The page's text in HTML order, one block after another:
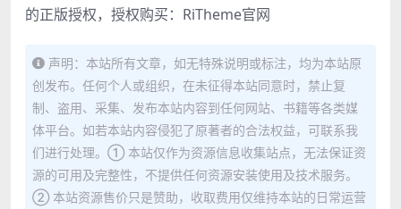
的正版授权，授权购买： RiTheme官网
声明：本站所有文章，如无特殊说明或标注，均为本站原
创发布。任何个人或组织，在未征得本站同意时，禁止复
制、盗用、采集、发布本站内容到任何网站、书籍等各类媒
体平台。如若本站内容侵犯了原著者的合法权益，可联系我
们进行处理。① 本站仅作为资源信息收集站点，无法保证资
源的可用及完整性，不提供任何资源安装使用及技术服务。
② 本站资源售价只是赞助，收取费用仅维持本站的日常运营